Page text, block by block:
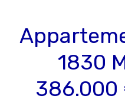
1830
386.000